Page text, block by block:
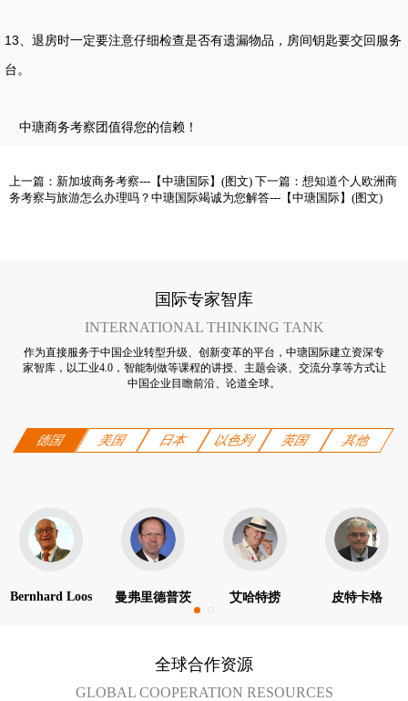
13 、退房时一定要注意仔细检查是否有遗漏物品，房间钥匙要交回服务
台。
中瑭商务考察 团值得您的信赖！
上一篇： 新加坡商务考察---【中瑭国际】(图文) 下一篇： 想知道个人欧洲商
务考察与旅游怎么办理吗？中瑭国际竭诚为您解答---【中瑭国际】(图文)
国际专家智库
INTERNATIONAL THINKING TANK
作为直接服务于中国企业转型升级、创新变革的平台，中瑭国际建立资深专
家智库，以工业4.0，智能制做等课程的讲授、主题会谈、交流分享等方式让
中国企业目瞻前沿、论道全球。
德国 美国 日本 以色列 英国 其他
Bernhard Loos 曼弗里德普茨 艾哈特捞 皮特卡格
全球合作资源
GLOBAL COOPERATION RESOURCES